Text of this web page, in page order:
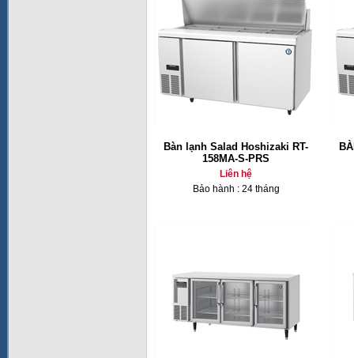
Bàn lạnh Salad Hoshizaki RT-
158MA-S-PRS
Liên hệ
Bảo hành : 24 tháng